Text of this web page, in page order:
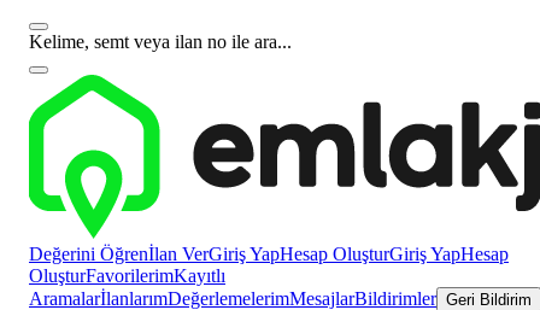
Kelime, semt veya ilan no ile ara...
Değerini Öğrenİlan VerGiriş YapHesap OluşturGiriş YapHesap
OluşturFavorilerimKayıtlı
AramalarİlanlarımDeğerlemelerimMesajlarBildirimler Geri Bildirim